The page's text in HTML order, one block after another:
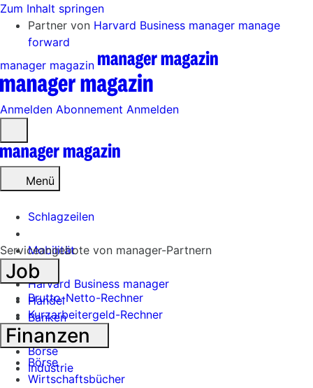
Zum Inhalt springen
Partner von Harvard Business manager manage
forward
manager magazin
Anmelden Abonnement Anmelden
öffnen
Menü
Schlagzeilen
Mobilität
Tech
Harvard Business manager
Handel
Banken
Geldanlage
Börse
Industrie
Serviceangebote von manager-Partnern
Job
Brutto-Netto-Rechner
Kurzarbeitergeld-Rechner
Finanzen
Börse
Wirtschaftsbücher